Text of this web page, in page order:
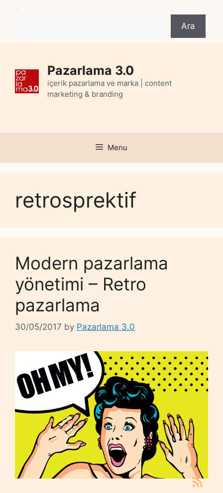
Ara
Pazarlama 3.0
içerik pazarlama ve marka | content
marketing & branding
Menu
retrosprektif
Modern pazarlama
yönetimi – Retro
pazarlama
30/05/2017 by Pazarlama 3.0